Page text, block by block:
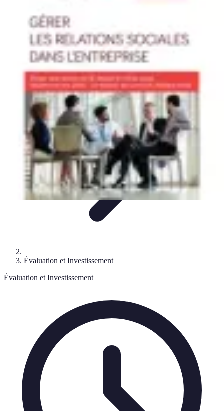
Évaluation des montres
FonctionnalitésCadeaux et Occasions
Horlogerie de Luxe
Évaluation et Investissement
Évaluation et Investissement